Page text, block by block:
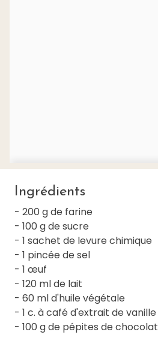
Ingrédients
- 200 g de farine
- 100 g de sucre
- 1 sachet de levure chimique
- 1 pincée de sel
- 1 œuf
- 120 ml de lait
- 60 ml d'huile végétale
- 1 c. à café d'extrait de vanille
- 100 g de pépites de chocolat